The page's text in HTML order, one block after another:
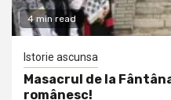
4 min read
Istorie ascunsa
Masacrul de la
românesc!